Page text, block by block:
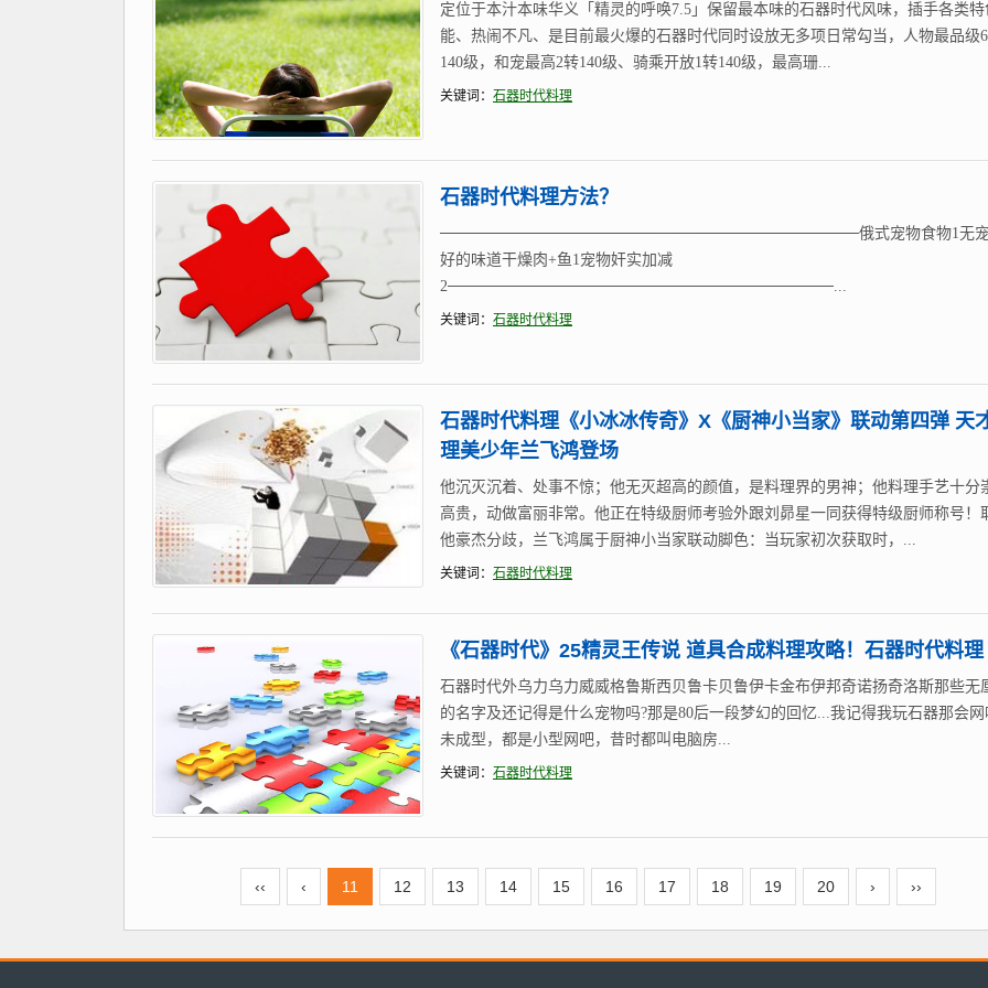
定位于本汁本味华义「精灵的呼唤7.5」保留最本味的石器时代风味，插手各类特
能、热闹不凡、是目前最火爆的石器时代同时设放无多项日常勾当，人物最品级
140级，和宠最高2转140级、骑乘开放1转140级，最高珊...
关键词： 石器时代料理
石器时代料理方法？
──────────────────────────────────────俄式宠物食物1无宠
好的味道干燥肉+鱼1宠物奸实加减
2───────────────────────────────────...
关键词： 石器时代料理
石器时代料理《小冰冰传奇》X《厨神小当家》联动第四弹 天
理美少年兰飞鸿登场
他沉灭沉着、处事不惊；他无灭超高的颜值，是料理界的男神；他料理手艺十分
高贵，动做富丽非常。他正在特级厨师考验外跟刘昴星一同获得特级厨师称号！
他豪杰分歧，兰飞鸿属于厨神小当家联动脚色：当玩家初次获取时，...
关键词： 石器时代料理
《石器时代》25精灵王传说 道具合成料理攻略！石器时代料理
石器时代外乌力乌力威威格鲁斯西贝鲁卡贝鲁伊卡金布伊邦奇诺扬奇洛斯那些无
的名字及还记得是什么宠物吗?那是80后一段梦幻的回忆...我记得我玩石器那会网
未成型，都是小型网吧，昔时都叫电脑房...
关键词： 石器时代料理
‹‹ ‹ 11 12 13 14 15 16 17 18 19 20 › ››